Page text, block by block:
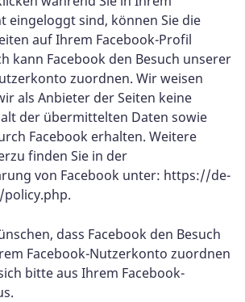
eingeloggt sind, können Sie die
auf Ihrem Facebook-Profil
kann Facebook den Besuch unserer
zuordnen. Wir weisen
als Anbieter der Seiten keine
der übermittelten Daten sowie
Facebook erhalten. Weitere
finden Sie in der
von Facebook unter: https://de-
dass Facebook den Besuch
Facebook-Nutzerkonto zuordnen
bitte aus Ihrem Facebook-